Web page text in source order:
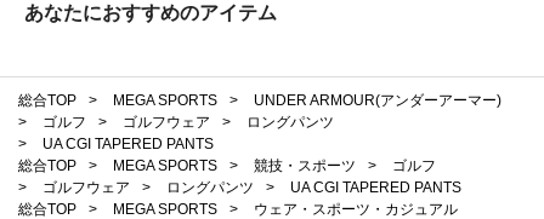
あなたにおすすめのアイテム
総合TOP > MEGA SPORTS >
UNDER ARMOUR(アンダーアーマー)
>
ゴルフ > ゴルフウェア >
ロングパンツ
>
UA CGI TAPERED PANTS
総合TOP
> MEGA SPORTS > 競技・スポーツ >
ゴルフ
>
ゴルフウェア > ロングパンツ >
UA CGI TAPERED PANTS
総合TOP
> MEGA SPORTS >
ウェア・スポーツ・カジュアル